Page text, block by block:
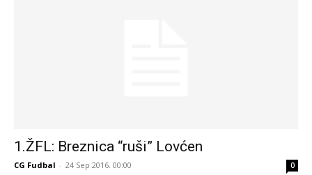
1.ŽFL: Breznica “ruši” Lovćen
CG Fudbal - 24 Sep 2016. 00:00 0